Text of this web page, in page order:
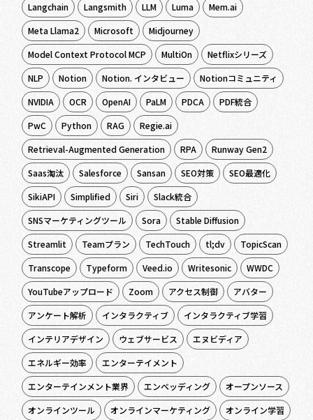
Langchain
Langsmith LLM Luma
Mem.ai
Meta Llama2
Microsoft
Midjourney
Model Context Protocol MCP
MultiOn
Netflixシリーズ
NLP
Notion Notion. インタビュー
Notionコミュニティ
NVIDIA
OCR OpenAI PaLM PDCA
PDF統合
PwC
Python RAG
Regie.ai
Retrieval-Augmented Generation
RPA
Runway Gen2
Saas淘汰
Salesforce Sansan SEO対策
SEO最適化
SikiAPI
Simplified Siri
Slack統合
SNSマーケティングツール
Sora
Stable Diffusion
Streamlit
Teamプラン TechTouch tl;dv
TopicScan
Transcope
Typeform Veed.io Writesonic
WWDC
YouTubeアップロード
Zoom アクセス制御
アバター
アンケート解析
インタラクティブ
インタラクティブ学習
インテリアデザイン
ウェブサービス
エヌビディア
エネルギー効率
エンターテイメント
エンターテインメント業界
エンベッディング
オープンソース
オンラインツール
オンラインマーケティング
オンライン学習